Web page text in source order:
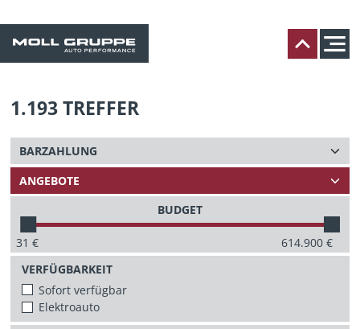
1.193TREFFER
BUDGET
31 € 614.900€
VERFÜGBARKEIT
Sofort verfügbar
Elektroauto